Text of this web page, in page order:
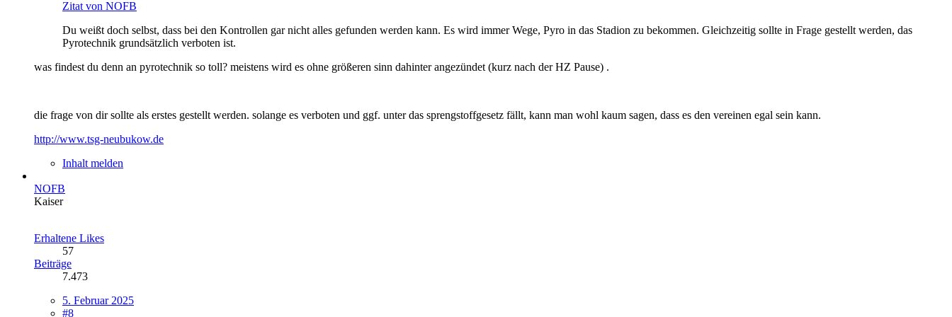
Zitat von NOFB
Du weißt doch selbst, dass bei den Kontrollen gar nicht alles gefunden werden kann. Es wird immer Wege, Pyro in das Stadion zu bekommen. Gleichzeitig sollte in Frage gestellt werden, das
Pyrotechnik grundsätzlich verboten ist.
was findest du denn an pyrotechnik so toll? meistens wird es ohne größeren sinn dahinter angezündet (kurz nach der HZ Pause) .
die frage von dir sollte als erstes gestellt werden. solange es verboten und ggf. unter das sprengstoffgesetz fällt, kann man wohl kaum sagen, dass es den vereinen egal sein kann.
http://www.tsg-neubukow.de
Inhalt melden
NOFB
Kaiser
Erhaltene Likes
57
Beiträge
7.473
5. Februar 2025
#8